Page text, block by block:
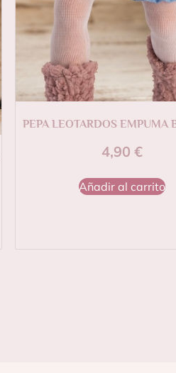
PEPA LEOTARDOS EMPUMA
4,90 €
Añadir al carrito